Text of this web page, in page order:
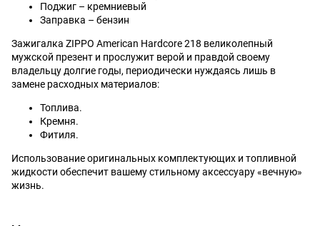
Поджиг – кремниевый
Заправка – бензин
Зажигалка ZIPPO American Hardcore 218 великолепный
мужской презент и прослужит верой и правдой своему
владельцу долгие годы, периодически нуждаясь лишь в
замене расходных материалов:
Топлива.
Кремня.
Фитиля.
Использование оригинальных комплектующих и топливной
жидкости обеспечит вашему стильному аксессуару «вечную»
жизнь.